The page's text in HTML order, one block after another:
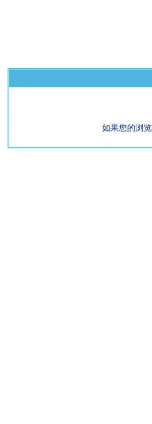
如果您的浏